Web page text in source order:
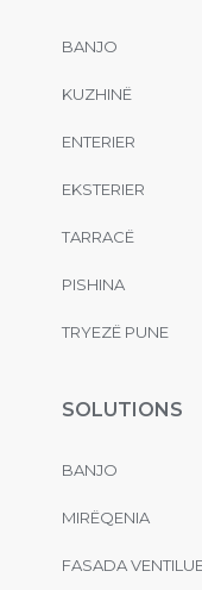
BANJO
KUZHINË
ENTERIER
EKSTERIER
TARRACË
PISHINA
TRYEZË PUNE
SOLUTIONS
BANJO
MIRËQENIA
FASADA